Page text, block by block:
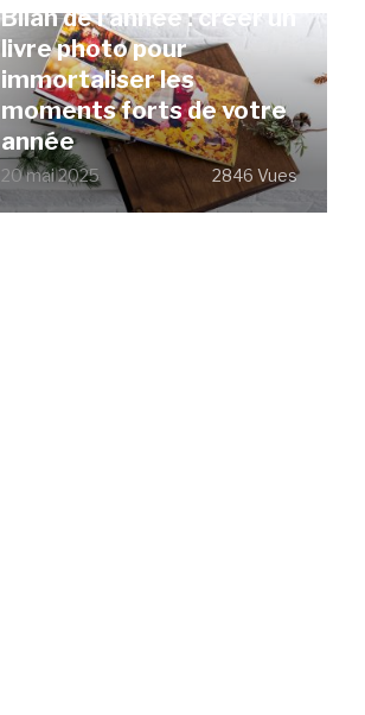
Bilan de l’année : créer un
livre photo pour
immortaliser les
moments forts de votre
année
20 mai 2025 2846 Vues